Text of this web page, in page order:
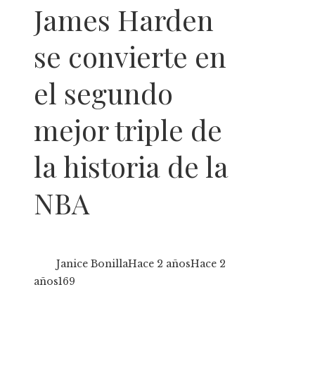
James Harden
se convierte en
el segundo
mejor triple de
la historia de la
NBA
Janice BonillaHace 2 añosHace 2
años169